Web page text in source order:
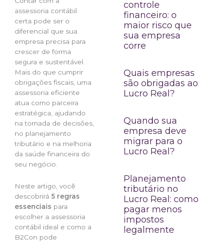
assessoria contábil
certa pode ser o
diferencial que sua
empresa precisa para
crescer de forma
segura e sustentável.
Mais do que cumprir
obrigações fiscais, uma
assessoria eficiente
atua como parceira
estratégica, ajudando
na tomada de decisões,
no planejamento
tributário e na melhoria
da saúde financeira do
seu negócio.
Neste artigo, você
descobrirá 5 regras
essenciais para
escolher a assessoria
contábil ideal e como a
B2Con pode
controle
financeiro: o
maior risco que
sua empresa
corre
Quais empresas
são obrigadas ao
Lucro Real?
Quando sua
empresa deve
migrar para o
Lucro Real?
Planejamento
tributário no
Lucro Real: como
pagar menos
impostos
legalmente